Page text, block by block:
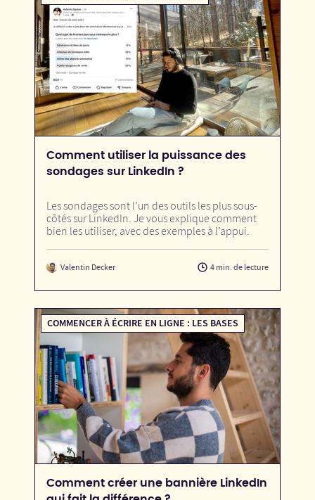
Comment utiliser la puissance des
sondages sur LinkedIn ?
Les sondages sont l’un des outils les plus sous-
côtés sur LinkedIn. Je vous explique comment
bien les utiliser, avec des exemples à l’appui.
Valentin Decker 4 min. de lecture
COMMENCER À ÉCRIRE EN LIGNE : LES BASES
Comment créer une bannière LinkedIn